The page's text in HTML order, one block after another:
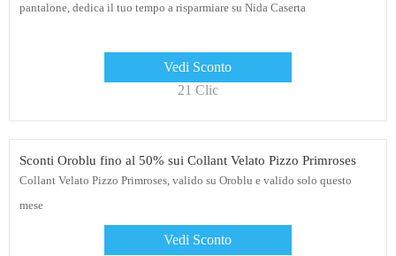
pantalone, dedica il tuo tempo a risparmiare su Nida Caserta
Vedi Sconto
21 Clic
Sconti Oroblu fino al 50% sui Collant Velato Pizzo Primroses
Collant Velato Pizzo Primroses, valido su Oroblu e valido solo questo
mese
Vedi Sconto